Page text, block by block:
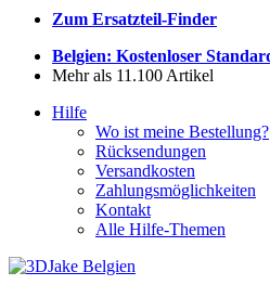
Zum Ersatzteil-Finder
Belgien: Kostenloser
Mehr als 11.100 Artikel
Hilfe
Wo ist meine Bestellung?
Rücksendungen
Versandkosten
Zahlungsmöglichkeiten
Kontakt
Alle Hilfe-Themen